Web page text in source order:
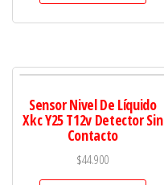
Sensor Nivel De Líquido
Xkc Y25 T12v Detector Sin
Contacto
$44.900